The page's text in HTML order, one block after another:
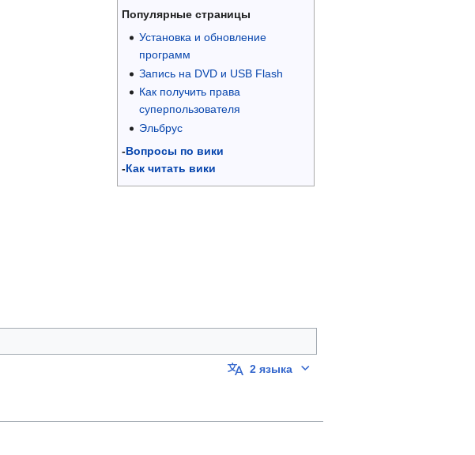
Популярные страницы
Установка и обновление
программ
Запись на DVD и USB Flash
Как получить права
суперпользователя
Эльбрус
-Вопросы по вики
-Как читать вики
2 языка collapsed